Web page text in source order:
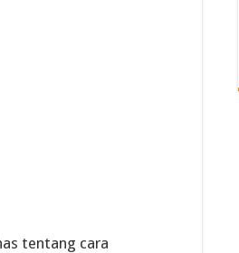
tentang cara